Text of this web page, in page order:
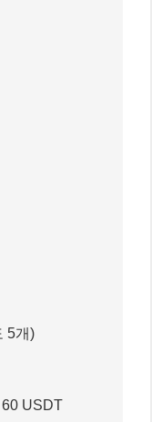
5개)
60 USDT